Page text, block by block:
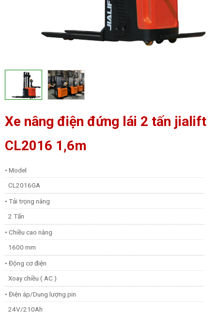
Xe nâng điện đứng lái 2 tấn jialift
CL2016 1,6m
• Model
CL2016GA
• Tải trọng nâng
2 Tấn
• Chiều cao nâng
1600 mm
• Động cơ điện
Xoay chiều ( AC )
• Điện áp/Dung lượng pin
24V/210Ah